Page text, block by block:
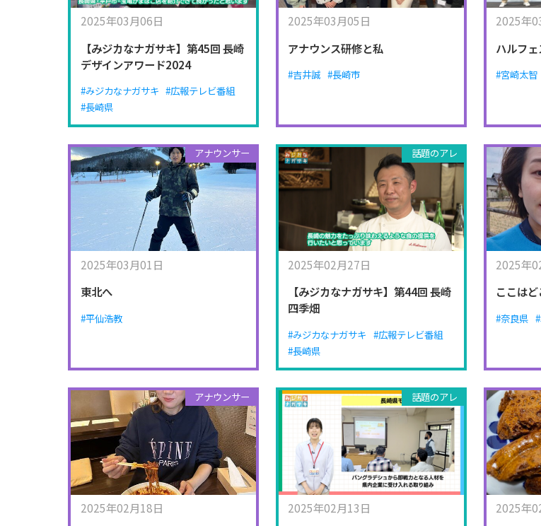
2025年03月06日
【みジカなナガサキ】第45回 長崎
デザインアワード2024
#みジカなナガサキ #広報テレビ番組
#長崎県
2025年03月05日
アナウンス研修と私
#吉井誠 #長崎市
2025年
ハルフ
#宮崎太智
2025年03月01日
東北へ
#平仙浩教
アナウンサー
2025年02月27日
【みジカなナガサキ】第44回 長崎
四季畑
#みジカなナガサキ #広報テレビ番組
#長崎県
話題のアレ
2025年
ここは
#奈良県
2025年02月18日
アナウンサー
2025年02月13日
話題のアレ
2025年